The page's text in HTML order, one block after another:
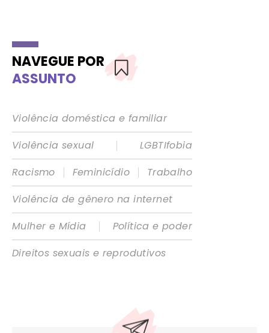
NAVEGUE POR
ASSUNTO
Violência doméstica e familiar
Violência sexual
|
LGBTIfobia
Racismo
| Feminicídio |
Trabalho
Violência de gênero na internet
Mulher e Mídia
|
Política e poder
Direitos sexuais e reprodutivos